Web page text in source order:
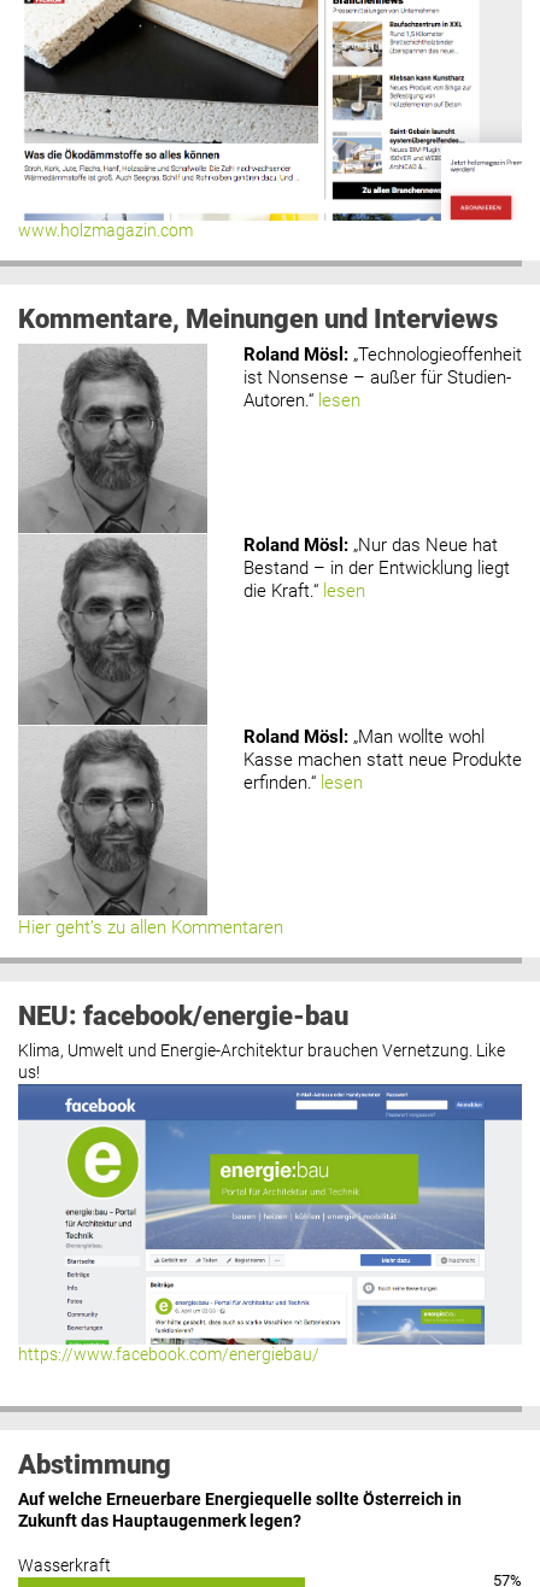
www.holzmagazin.com
Kommentare, Meinungen und Interviews
Roland Mösl : „Technologieoffenheit
ist Nonsense – außer für Studien-
Autoren.“ lesen
Roland Mösl : „Nur das Neue hat
Bestand – in der Entwicklung liegt
die Kraft.“ lesen
Roland Mösl : „Man wollte wohl
Kasse machen statt neue Produkte
erfinden.“ lesen
Hier geht’s zu allen Kommentaren
NEU: facebook/energie-bau
Klima, Umwelt und Energie-Architektur brauchen Vernetzung. Like
us!
https://www.facebook.com/energiebau/
Abstimmung
Auf welche Erneuerbare Energiequelle sollte Österreich in
Zukunft das Hauptaugenmerk legen?
Wasserkraft
57%